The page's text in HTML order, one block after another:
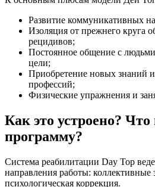
Развитие коммуникативных
Изоляция от прежнего круга
рецидивов;
Постоянное общение с
цели;
Приобретение новых знаний
профессий;
Физические упражнения и
Как это устроено? Что
программу?
Система реабилитации Day Top
направления работы: коллективные
психологическая коррекция.